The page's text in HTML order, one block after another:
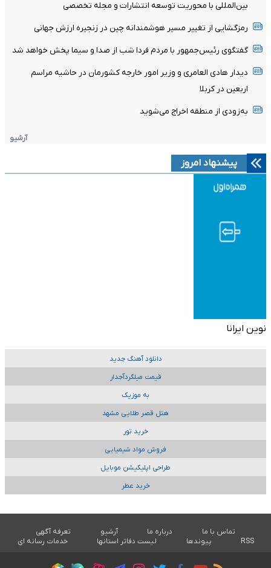
بین‌المللی با محوریت توسعه انتشارات و مجله تخصصی
رمزگشایی از تغییر مسیر هوشمندانه چین در زنجیره ارزش جهانی
گفتگوی رئیس‌جمهور با مردم فردا شب از صدا و سیما پخش خواهد شد
دیدار هادی العامری و وزیر امور خارجه کشورمان در حاشیه مراسم
اربعین در کربلا
به‌زودی از منطقه اخراج می‌شوید
آرشیو
پیشنهاد امروز
نوین ایرانا
دانلود آهنگ جدید
قیمت میلگردآجدار
به موزیک
هتل قصر طلایی مشهد
خرید تور
فروش مواد شیمیایی
طراحی اپلیکیشن موبایل
خرید عطر
تماس با ما درباره ما آرشیو
تعرفه آگهی
RSS
پیوندها لیست دفاتر استانها خدمات رسانه ای